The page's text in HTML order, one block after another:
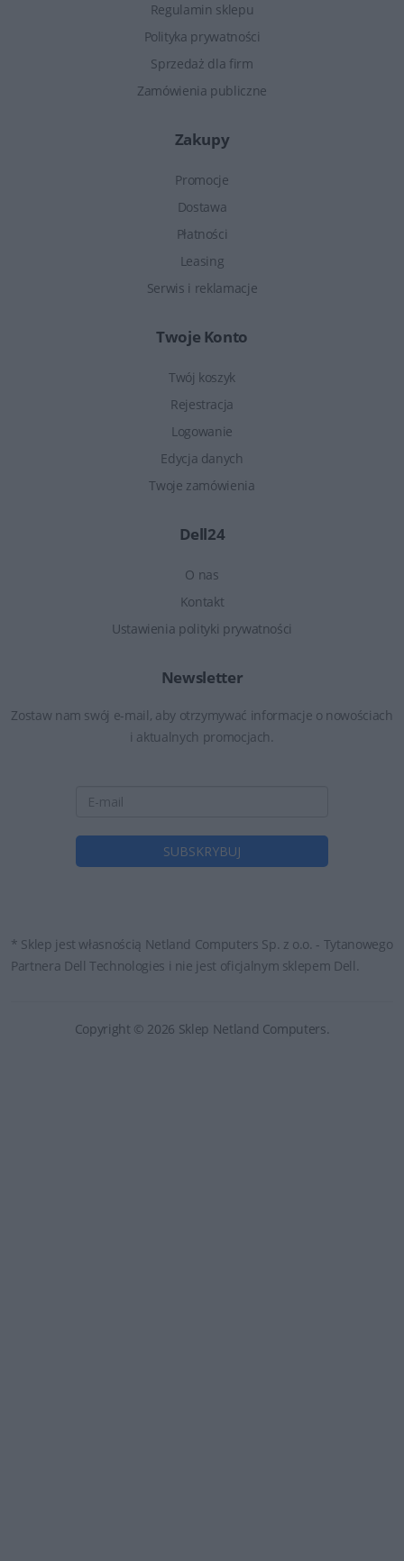
Regulamin sklepu
Polityka prywatności
Sprzedaż dla firm
Zamówienia publiczne
Zakupy
Promocje
Dostawa
Płatności
Leasing
Serwis i reklamacje
Twoje Konto
Twój koszyk
Rejestracja
Logowanie
Edycja danych
Twoje zamówienia
Dell24
O nas
Kontakt
Ustawienia polityki prywatności
Newsletter
Zostaw nam swój e-mail, aby otrzymywać informacje o nowościach
i aktualnych promocjach.
* Sklep jest własnością Netland Computers Sp. z o.o. - Tytanowego
Partnera Dell Technologies i nie jest oficjalnym sklepem Dell.
Copyright © 2026 Sklep Netland Computers.